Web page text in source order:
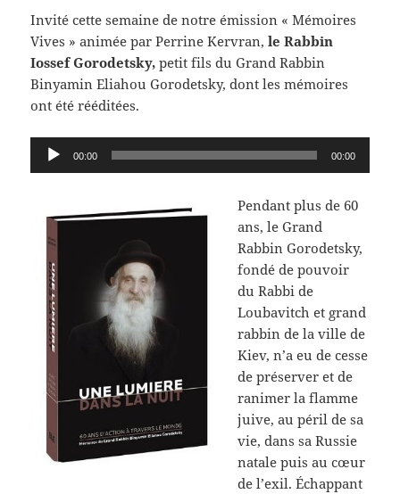
Invité cette semaine de notre émission « Mémoires
Vives » animée par Perrine Kervran,le Rabbin
Iossef Gorodetsky,petit fils du Grand Rabbin
Binyamin Eliahou Gorodetsky, dont les mémoires
ont été rééditées.
Lecteur
audio
00:00 00:00
Pendant plus de 60
ans, le Grand
Rabbin Gorodetsky,
fondé de pouvoir
du Rabbi de
Loubavitch et grand
rabbin de la ville de
Kiev, n’a eu de cesse
de préserver et de
ranimer la flamme
juive, au péril de sa
vie, dans sa Russie
natale puis au cœur
de l’exil. Échappant